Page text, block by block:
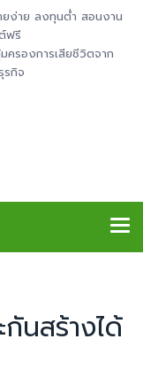
ยง่าย ลงทุนต่ำ สอนงาน
ฟรี
ครองการเสียชีวิตจาก
รกิจ
กันสร้างได้